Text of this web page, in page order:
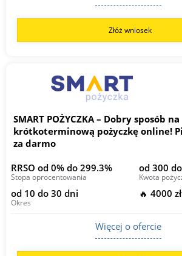
Złóż wniosek
SMART POŻYCZKA – Dobry sposób na
krótkoterminową pożyczkę online!
za darmo
RRSO od 0% do 299.3%
Stopa oprocentowania
od 300
Kwota
od 10 do 30 dni
Okres
🔥 4000
Więcej o ofercie